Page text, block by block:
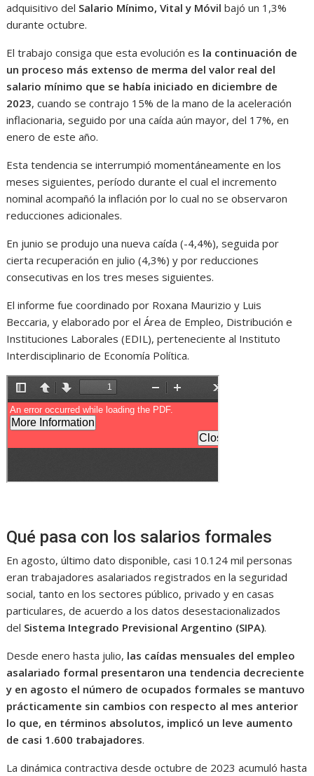
adquisitivo del Salario Mínimo, Vital y Móvilbajó un 1,3%
durante octubre.
El trabajo consiga que esta evolución es la continuación de
un proceso más extenso de merma del valor real del
salario mínimo que se había iniciado en diciembre de
2023, cuando se contrajo 15% de la mano de la aceleración
inflacionaria, seguido por una caída aún mayor, del 17%, en
enero de este año.
Esta tendencia se interrumpió momentáneamente en los
meses siguientes, período durante el cual el incremento
nominal acompañó la inflación por lo cual no se observaron
reducciones adicionales.
En junio se produjo una nueva caída (-4,4%), seguida por
cierta recuperación en julio (4,3%) y por reducciones
consecutivas en los tres meses siguientes.
El informe fue coordinado por Roxana Maurizio y Luis
Beccaria, y elaborado por el Área de Empleo, Distribución e
Instituciones Laborales (EDIL), perteneciente al Instituto
Interdisciplinario de Economía Política.
Qué pasa con los salarios formales
En agosto, último dato disponible, casi 10.124 mil personas
eran trabajadores asalariados registrados en la seguridad
social, tanto en los sectores público, privado y en casas
particulares, de acuerdo a los datos desestacionalizados
del Sistema Integrado Previsional Argentino (SIPA).
Desde enero hasta julio, las caídas mensuales del empleo
asalariado formal presentaron una tendencia decreciente
y en agosto el número de ocupados formales se mantuvo
prácticamente sin cambios con respecto al mes anterior
lo que, en términos absolutos, implicó un leve aumento
de casi 1.600 trabajadores.
La dinámica contractiva desde octubre de 2023 acumuló hasta